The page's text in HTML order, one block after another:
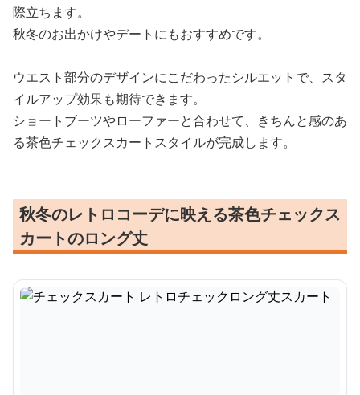
際立ちます。
秋冬のお出かけやデートにもおすすめです。
ウエスト部分のデザインにこだわったシルエットで、スタ
イルアップ効果も期待できます。
ショートブーツやローファーと合わせて、きちんと感のあ
る茶色チェックスカートスタイルが完成します。
秋冬のレトロコーデに映える茶色チェックス
カートのロング丈